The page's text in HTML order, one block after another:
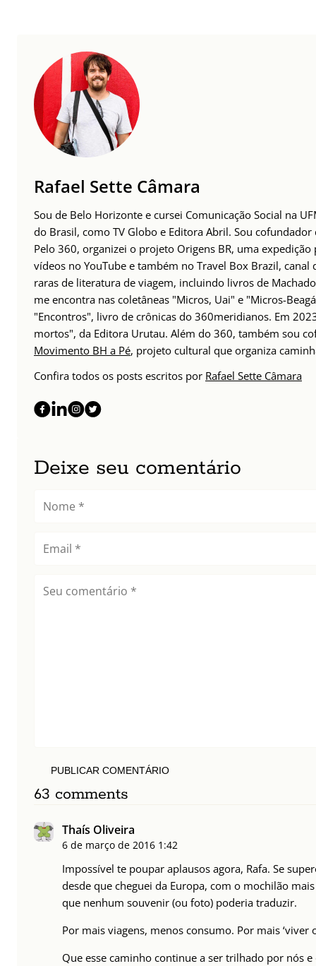
Rafael Sette Câmara
Sou de Belo Horizonte e cursei Comunicação Social na
do Brasil, como TV Globo e Editora Abril. Sou
Pelo 360, organizei o projeto Origens BR, uma
vídeos no YouTube e também no Travel Box Brazil,
raras de literatura de viagem, incluindo livros de
me encontra nas coletâneas "Micros, Uai" e "Micros-
"Encontros", livro de crônicas do 360meridianos. Em
mortos", da Editora Urutau. Além do 360, também sou
Movimento BH a Pé, projeto cultural que organiza
Confira todos os posts escritos por Rafael Sette Câmara
Deixe seu comentário
PUBLICAR COMENTÁRIO
63 comments
Thaís Oliveira
6 de março de 2016 1:42
Impossível te poupar aplausos agora, Rafa. Se
desde que cheguei da Europa, com o mochilão
que nenhum souvenir (ou foto) poderia traduzir.
Por mais viagens, menos consumo. Por mais ‘viver
Que esse caminho continue a ser trilhado por nós